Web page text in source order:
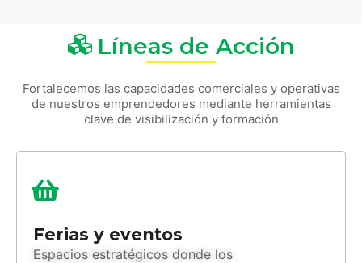
Líneas de Acción
Fortalecemos las capacidades comerciales y operativas
de nuestros emprendedores mediante herramientas
clave de visibilización y formación
Ferias y eventos
Espacios estratégicos donde los